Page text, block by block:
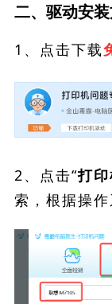
二、驱动安
1、点击下载
2、点击“打
索，根据操